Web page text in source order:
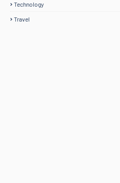
Technology
Travel